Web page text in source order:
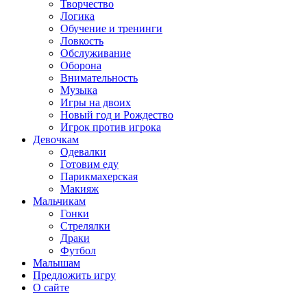
Творчество
Логика
Обучение и тренинги
Ловкость
Обслуживание
Оборона
Внимательность
Музыка
Игры на двоих
Новый год и Рождество
Игрок против игрока
Девочкам
Одевалки
Готовим еду
Парикмахерская
Макияж
Мальчикам
Гонки
Стрелялки
Драки
Футбол
Малышам
Предложить игру
О сайте